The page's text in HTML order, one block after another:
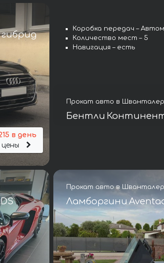
гибрид
в день
Прокат авто в
Бентли
Коробка передач –
Количество мест – 5
Навигация – есть
Прокат авто в
Ламборгини